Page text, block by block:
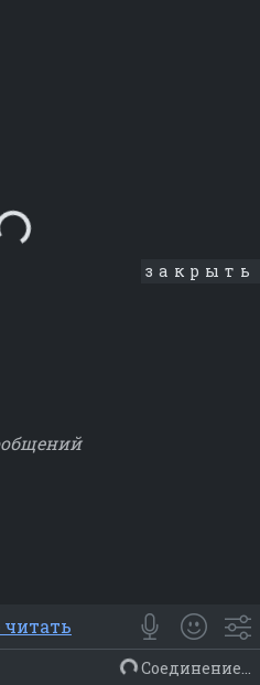
закрыть
😀 Emoji
Еда Объекты
Соединение...